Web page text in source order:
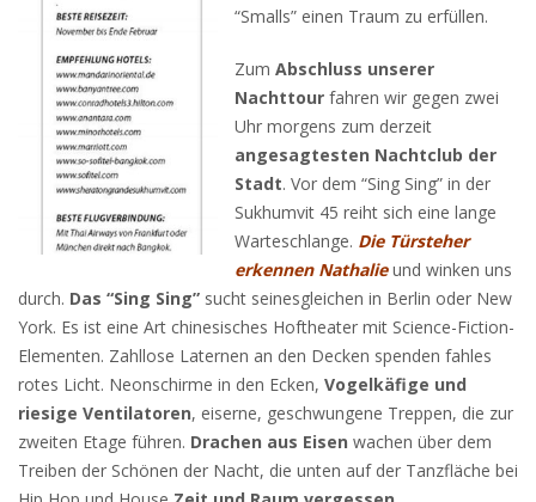
“Smalls” einen Traum zu erfüllen.
ZumAbschluss unserer
Nachttour fahren wir gegen zwei
Uhr morgens zum derzeit
angesagtesten Nachtclub der
Stadt. Vor dem “Sing Sing” in der
Sukhumvit 45 reiht sich eine lange
Warteschlange. Die Türsteher
erkennen Nathalieund winken uns
durch. Das “Sing Sing” sucht seinesgleichen in Berlin oder New
York. Es ist eine Art chinesisches Hoftheater mit Science-Fiction-
Elementen. Zahllose Laternen an den Decken spenden fahles
rotes Licht. Neonschirme in den Ecken, Vogelkäfige und
riesige Ventilatoren, eiserne, geschwungene Treppen, die zur
zweiten Etage führen. Drachen aus Eisen wachen über dem
Treiben der Schönen der Nacht, die unten auf der Tanzfläche bei